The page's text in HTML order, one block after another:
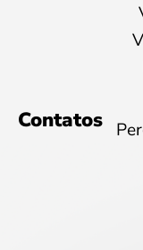
Contatos